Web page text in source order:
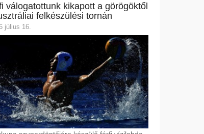
válogatottunk kikapott a görögöktől
felkészülési tornán
július 16.